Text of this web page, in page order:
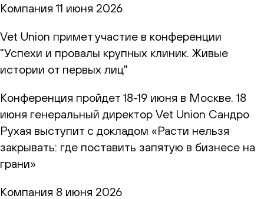
Компания 11 июня 2026
Vet Union примет участие в конференции
"Успехи и провалы крупных клиник. Живые
истории от первых лиц"
Конференция пройдет 18-19 июня в Москве. 18
июня генеральный директор Vet Union Сандро
Рухая выступит с докладом «Расти нельзя
закрывать: где поставить запятую в бизнесе на
грани»
Компания 8 июня 2026